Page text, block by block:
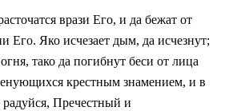
врази Его, и да бежат от
Его. Яко исчезает дым, да исчезнут;
тако да погибнут беси от лица
крестным знамением, и в
Пречестный и